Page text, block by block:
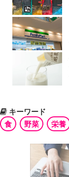
キーワード
食
野菜 栄養